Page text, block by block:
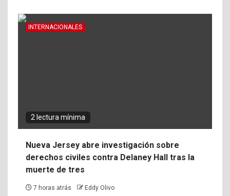
INTERNACIONALES
2 lectura mínima
Nueva Jersey abre investigación sobre
derechos civiles contra Delaney Hall tras la
muerte de tres
7 horas atrás Eddy Olivo